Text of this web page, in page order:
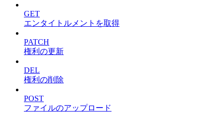
GET
エンタイトルメントを取得
PATCH
権利の更新
DEL
権利の削除
POST
ファイルのアップロード